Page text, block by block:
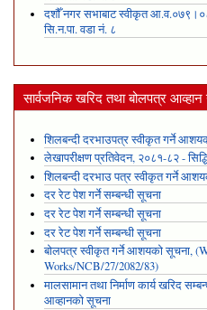
दशौँ नगर सभाबाट स्वीकृत
सि.न.पा. वडा नं. ८
सार्वजनिक खरिद तथा बोलपत्र आव्हान
शिलबन्दी दरभाउपत्र स्वीकृत गर्ने
लेखापरीक्षण प्रतिवेदन, २०८१-८२ -
शिलबन्दी दरभाउ पत्र स्वीकृत गर्ने
दर रेट पेश गर्ने सम्बन्धी सूचना
दर रेट पेश गर्ने सम्बन्धी सूचना
दर रेट पेश गर्ने सम्बन्धी सूचना
बोलपत्र स्वीकृत गर्ने आशयको सूचना,
Works/NCB/27/2082/83)
मालसामान तथा निर्माण कार्य खरिद
आव्हानको सूचना